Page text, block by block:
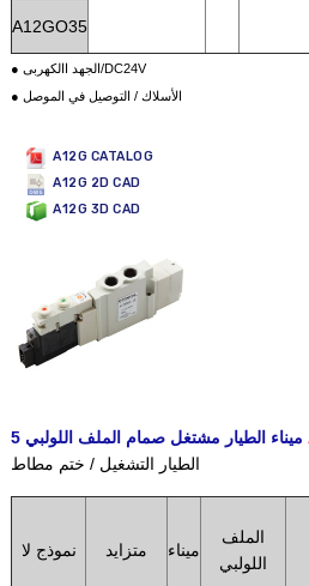
A12GO35
● الجهد االكهربى/DC24V
● الأسلاك / التوصيل في الموصل
A12G CATALOG
A12G 2D CAD
A12G 3D CAD
5 ميناء الطيار مشتغل صمام الملف اللولبي
الطيار التشغيل / ختم مطاط
نموذج لا متزايد ميناء
الملف
اللولبي